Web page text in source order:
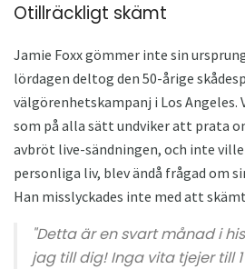
Otillräckligt skämt
Jamie Foxx gömmer inte sin
lördagen deltog den 50-årige
välgörenhetskampanj i Los Angeles.
som på alla sätt undviker att prata
avbröt live-sändningen, och inte
personliga liv, blev ändå frågad om
Han misslyckades inte med att
"Detta är en svart månad i
jag till dig! Inga vita tjejer till 1